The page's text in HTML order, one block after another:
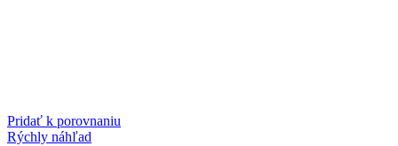
Pridať k porovnaniu
Rýchly náhľad